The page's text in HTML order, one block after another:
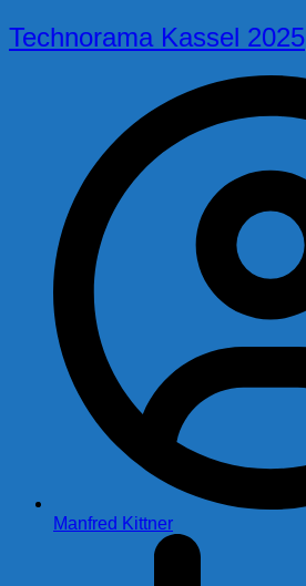
Technorama Kassel 2025
Manfred Kittner